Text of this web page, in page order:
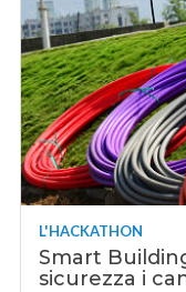
L'HACKATHON
Smart
sicurezza i